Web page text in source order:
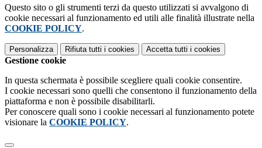
Questo sito o gli strumenti terzi da questo utilizzati si avvalgono di
cookie necessari al funzionamento ed utili alle finalità illustrate nella
COOKIE POLICY.
Personalizza Rifiuta tutti i cookies Accetta tutti i cookies
Gestione cookie
In questa schermata è possibile scegliere quali cookie consentire.
I cookie necessari sono quelli che consentono il funzionamento della
piattaforma e non è possibile disabilitarli.
Per conoscere quali sono i cookie necessari al funzionamento potete
visionare la COOKIE POLICY.